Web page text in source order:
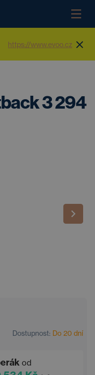
https://www.evoo.cz
3 294
Dostupnost: Do 20 dní
od